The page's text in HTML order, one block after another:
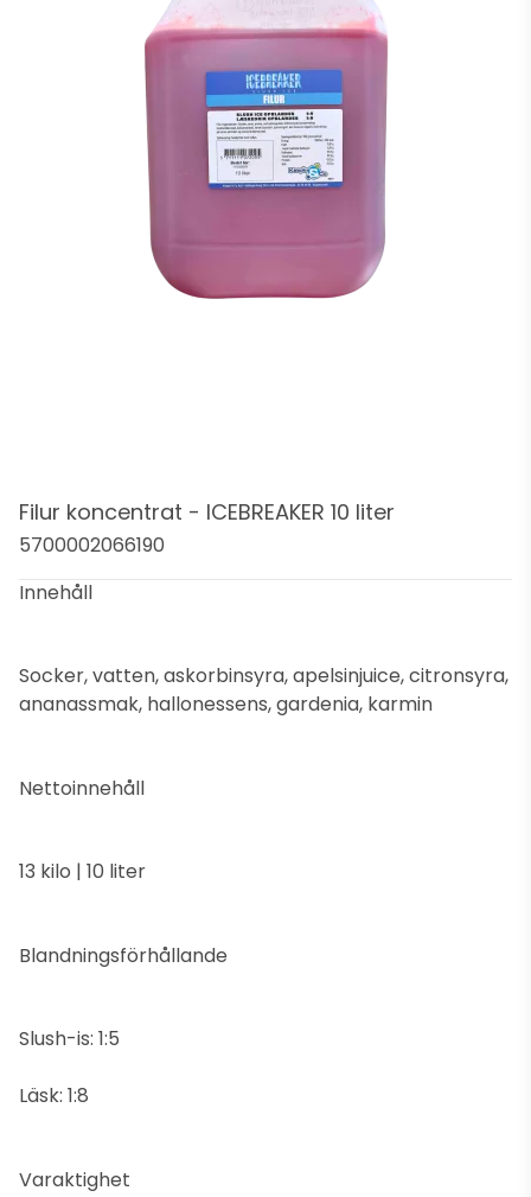
Filur koncentrat - ICEBREAKER 10 liter
5700002066190
Innehåll
Socker, vatten, askorbinsyra, apelsinjuice, citronsyra,
ananassmak, hallonessens, gardenia, karmin
Nettoinnehåll
13 kilo | 10 liter
Blandningsförhållande
Slush-is: 1:5
Läsk: 1:8
Varaktighet